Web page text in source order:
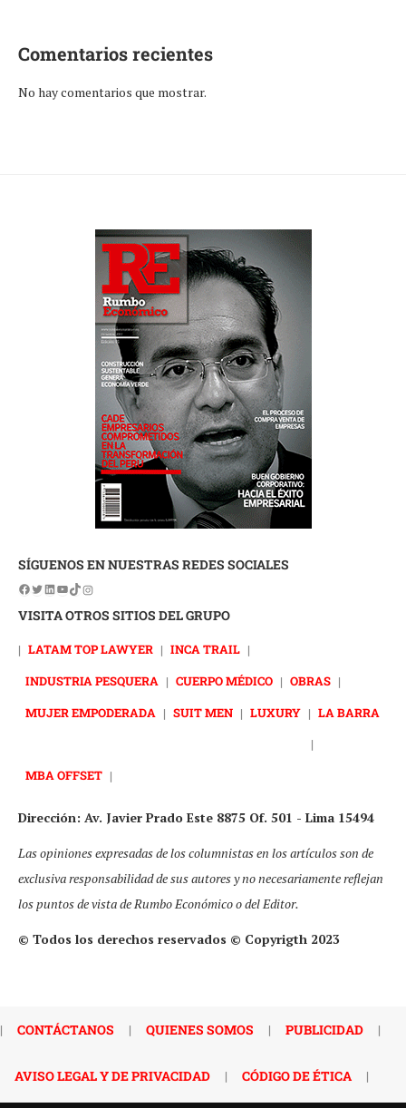
Comentarios recientes
No hay comentarios que mostrar.
SÍGUENOS EN NUESTRAS REDES SOCIALES
VISITA OTROS SITIOS DEL GRUPO
| LATAM TOP LAWYER | INCA TRAIL |
INDUSTRIA PESQUERA | CUERPO MÉDICO | OBRAS |
MUJER EMPODERADA | SUIT MEN | LUXURY | LA BARRA
|
MBA OFFSET |
Dirección: Av. Javier Prado Este 8875 Of. 501 - Lima 15494
Las opiniones expresadas de los columnistas en los artículos son de
exclusiva responsabilidad de sus autores y no necesariamente reflejan
los puntos de vista de Rumbo Económico o del Editor.
© Todos los derechos reservados © Copyrigth 2023
| CONTÁCTANOS | QUIENES SOMOS | PUBLICIDAD |
AVISO LEGAL Y DE PRIVACIDAD | CÓDIGO DE ÉTICA |